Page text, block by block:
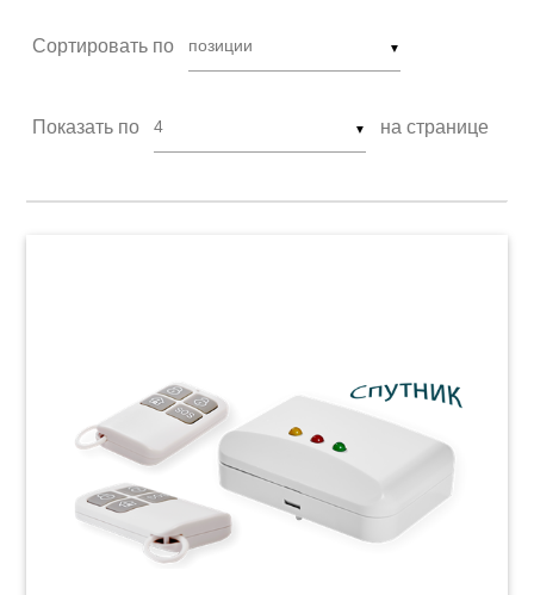
Сортировать по ▼
Показать по ▼ на странице